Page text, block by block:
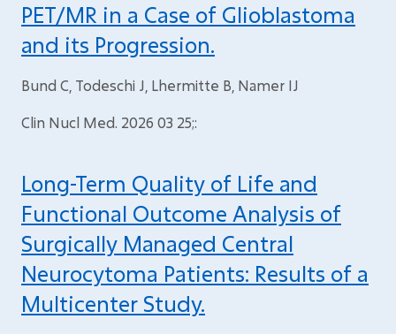
PET/MR in a Case of Glioblastoma
and its Progression.
Bund C, Todeschi J, Lhermitte B, Namer IJ
Clin Nucl Med. 2026 03 25;:
Long-Term Quality of Life and
Functional Outcome Analysis of
Surgically Managed Central
Neurocytoma Patients: Results of a
Multicenter Study.